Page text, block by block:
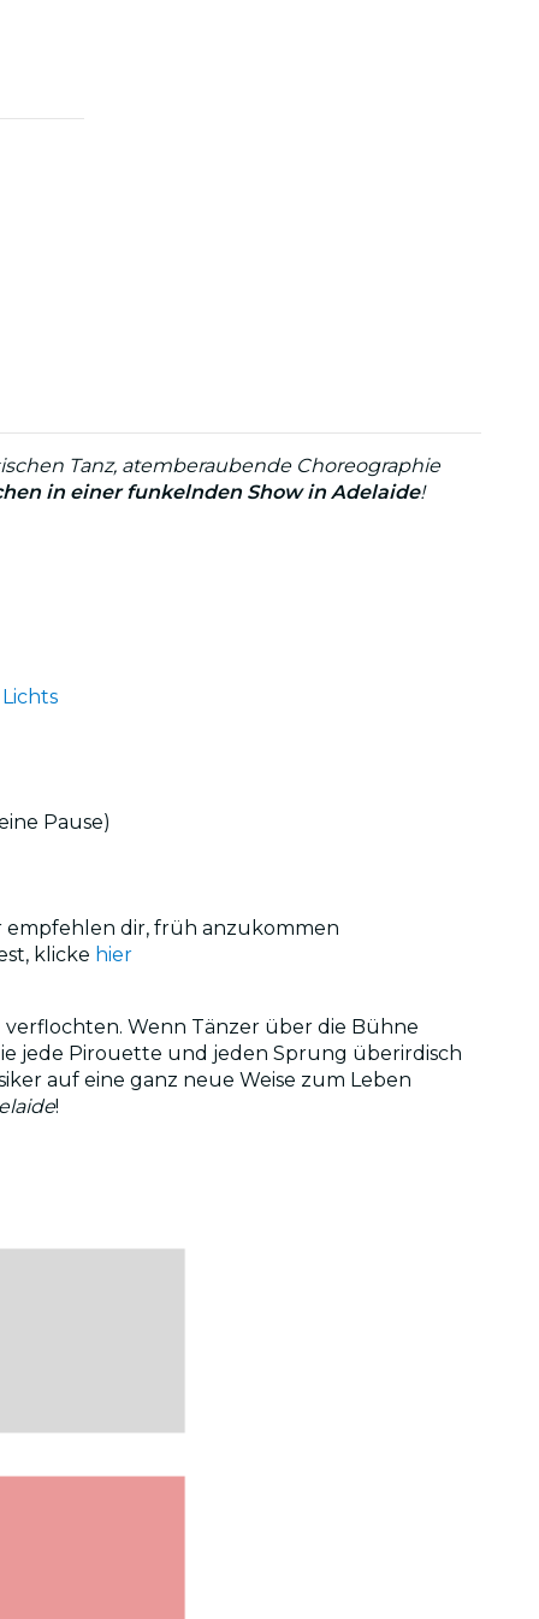
Tanz, atemberaubende Choreographie
in einer funkelnden Show in Adelaide!
Pause)
empfehlen dir, früh anzukommen
klicke hier
Wenn Tänzer über die Bühne
jede Pirouette und jeden Sprung überirdisch
auf eine ganz neue Weise zum Leben
!